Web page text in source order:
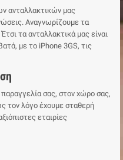
ανταλλακτικών μας
Αναγνωρίζουμε τα
τα ανταλλακτικά μας είναι
με το iPhone 3GS, τις
παραγγελία σας, στον χώρο σας,
τον λόγο έχουμε σταθερή
εταιρίες